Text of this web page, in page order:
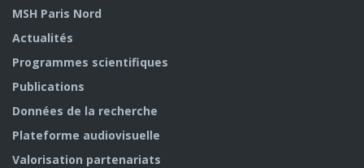
MSH Paris Nord
Actualités
Programmes scientifiques
Publications
Données de la recherche
Plateforme audiovisuelle
Valorisation partenariats